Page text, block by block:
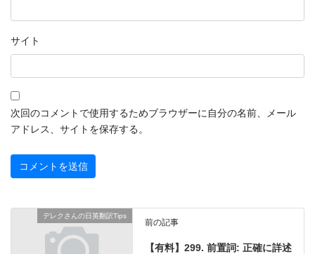
サイト
次回のコメントで使用するためブラウザーに自分の名前、メール
アドレス、サイトを保存する。
デレクさんの日英翻訳Tips
前の記事
【有料】299. 前置詞: 正確に詳述